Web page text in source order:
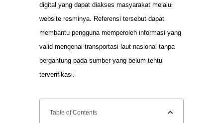
digital yang dapat diakses masyarakat melalui
website resminya. Referensi tersebut dapat
membantu pengguna memperoleh informasi yang
valid mengenai transportasi laut nasional tanpa
bergantung pada sumber yang belum tentu
terverifikasi.
Table of Contents